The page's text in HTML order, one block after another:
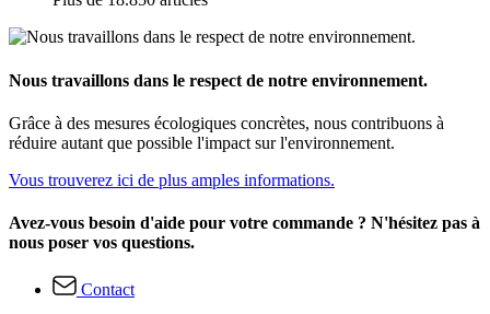
Nous travaillons dans le respect de notre environnement.
Grâce à des mesures écologiques concrètes, nous contribuons à
réduire autant que possible l'impact sur l'environnement.
Vous trouverez ici de plus amples informations.
Avez-vous besoin d'aide pour votre commande ? N'hésitez pas à
nous poser vos questions.
Contact